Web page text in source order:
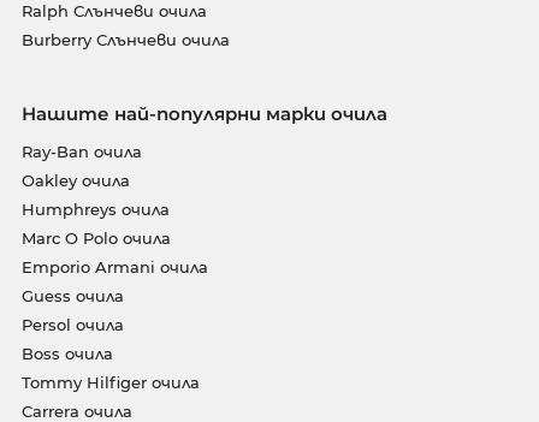
Ralph Слънчеви очила
Burberry Слънчеви очила
Нашите най-популярни марки очила
Ray-Ban очила
Oakley очила
Humphreys очила
Marc O Polo очила
Emporio Armani очила
Guess очила
Persol очила
Boss очила
Tommy Hilfiger очила
Carrera очила